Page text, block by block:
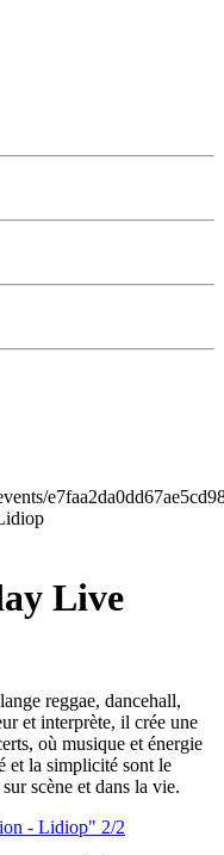
Live
reggae, dancehall,
et interprète, il crée une
où musique et énergie
et la simplicité sont le
scène et dans la vie.